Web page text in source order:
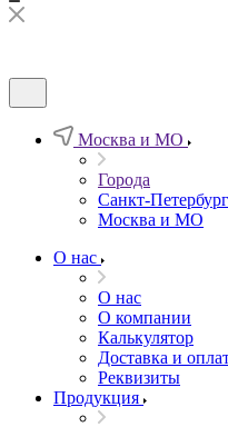
Москва и МО
Города
Санкт-Петербург
Москва и МО
О нас
О нас
О компании
Калькулятор
Доставка и
Реквизиты
Продукция